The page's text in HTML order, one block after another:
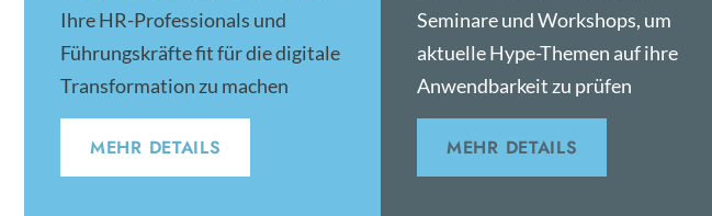
Ihre HR-Professionals und
Führungskräfte fit für die digitale
Transformation zu machen
MEHR DETAILS
Seminare und Workshops, um
aktuelle Hype-Themen auf ihre
Anwendbarkeit zu prüfen
MEHR DETAILS